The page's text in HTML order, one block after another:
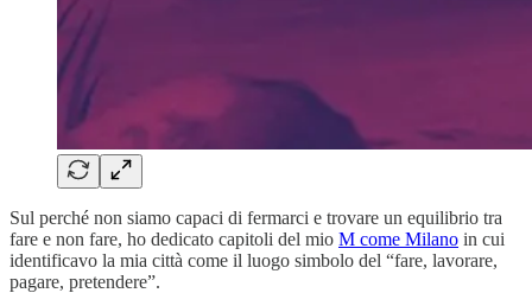
Sul perché non siamo capaci di fermarci e trovare un equilibrio tra
fare e non fare, ho dedicato capitoli del mio M come Milano in cui
identificavo la mia città come il luogo simbolo del “fare, lavorare,
pagare, pretendere”.